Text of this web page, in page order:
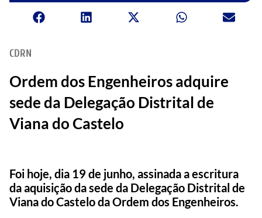
CDRN
Ordem dos Engenheiros adquire
sede da Delegação Distrital de
Viana do Castelo
Foi hoje, dia 19 de junho, assinada a escritura
da aquisição da sede da Delegação Distrital de
Viana do Castelo da Ordem dos Engenheiros.